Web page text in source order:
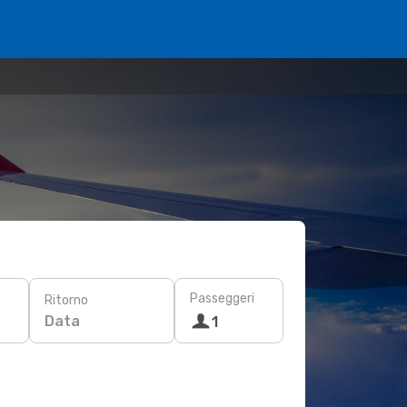
Ritorno
Data
Passeggeri
1